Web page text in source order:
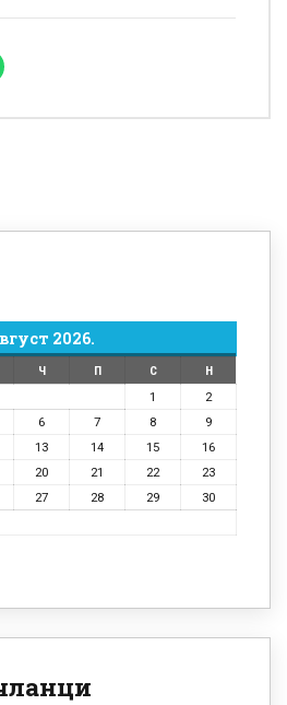
2026.
Ч П С
Н
1
2
6 7 8
9
13 14 15
16
20 21 22
23
27 28 29
30